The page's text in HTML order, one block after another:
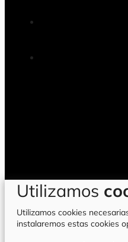
Utilizamos
Utilizamos cookies
instalaremos estas cookies